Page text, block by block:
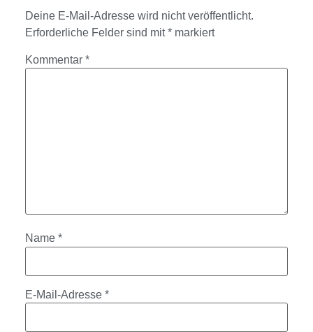
Deine E-Mail-Adresse wird nicht veröffentlicht.
Erforderliche Felder sind mit* markiert
Kommentar *
Name *
E-Mail-Adresse *